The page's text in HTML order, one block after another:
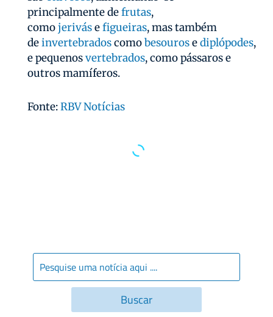
principalmente defrutas,
comojerivásefigueiras, mas também
deinvertebradoscomobesourosediplópodes,
e pequenosvertebrados, como pássaros e
outros mamíferos.
Fonte:RBV Notícias